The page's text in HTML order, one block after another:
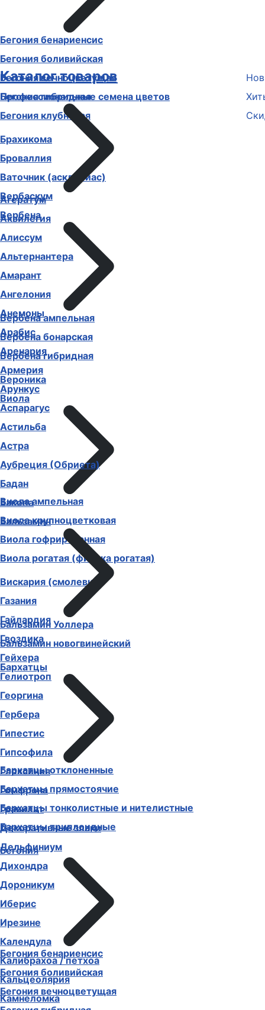
Бегония бенариенсис
Бегония боливийская
Бегония вечноцветущая
Бегония гибридная
Бегония клубневая
Брахикома
Броваллия
Ваточник (асклепиас)
Вербаскум
Вербена
Вербена ампельная
Вербена бонарская
Вербена гибридная
Вероника
Виола
Виола ампельная
Виола крупноцветковая
Виола гофрированная
Виола рогатая (фиалка рогатая)
Вискария (смолевка)
Газания
Гайлардия
Гвоздика
Гейхера
Гелиотроп
Георгина
Гербера
Гипестис
Гипсофила
Глоксиния
Гомфрена
Гравилат
Декоративные злаки
Дельфиниум
Дихондра
Дороникум
Иберис
Ирезине
Календула
Калибрахоа / петхоа
Кальцеолярия
Камнеломка
Каталог товаров
Профессиональные семена цветов
Агератум
Аквилегия
Алиссум
Альтернантера
Амарант
Ангелония
Анемоны
Арабис
Аренария
Армерия
Арункус
Аспарагус
Астильба
Астра
Аубреция (Обриета)
Бадан
Бакопа
Бальзамин
Бальзамин Уоллера
Бальзамин новогвинейский
Бархатцы
Бархатцы отклоненные
Бархатцы прямостоячие
Бархатцы тонколистные и нителистные
Бархатцы триплоидные
Бегония
Бегония бенариенсис
Бегония боливийская
Бегония вечноцветущая